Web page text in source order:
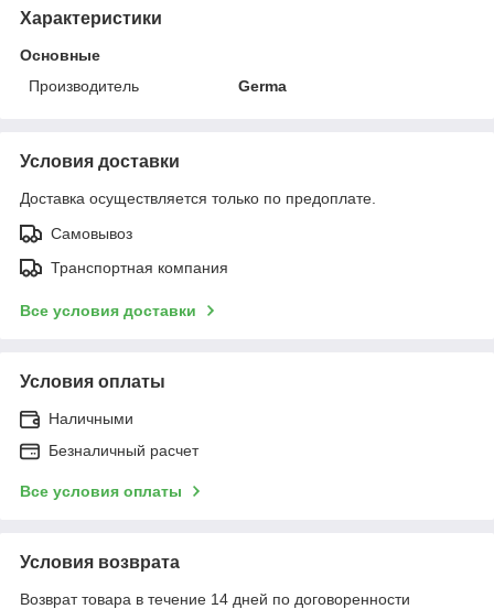
Характеристики
Основные
Производитель
Germa
Условия доставки
Доставка осуществляется только по предоплате.
Самовывоз
Транспортная компания
Все условия доставки
Условия оплаты
Наличными
Безналичный расчет
Все условия оплаты
Условия возврата
Возврат товара в течение 14 дней по договоренности